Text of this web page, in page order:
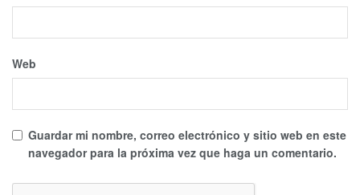
Web
Guardar mi nombre, correo electrónico y sitio web en este
navegador para la próxima vez que haga un comentario.